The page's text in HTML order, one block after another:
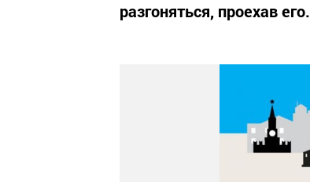
разгоняться, проехав его.